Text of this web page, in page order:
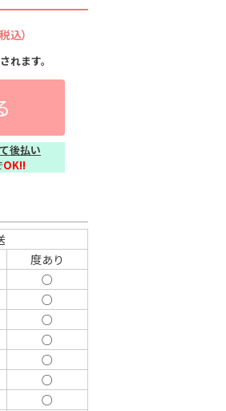
税込）
されます。
後払い
OK!!
度あり
○
○
○
○
○
○
○